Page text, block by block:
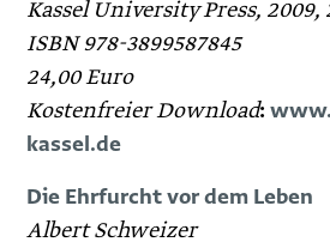
Kassel University Press, 2009,
ISBN 978-3899587845
24,00 Euro
Kostenfreier Download:
kassel.de
Die Ehrfurcht vor dem Leben
Albert Schweizer